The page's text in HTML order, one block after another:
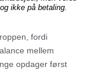
ikke på betaling.
fordi
mellem
opdager først